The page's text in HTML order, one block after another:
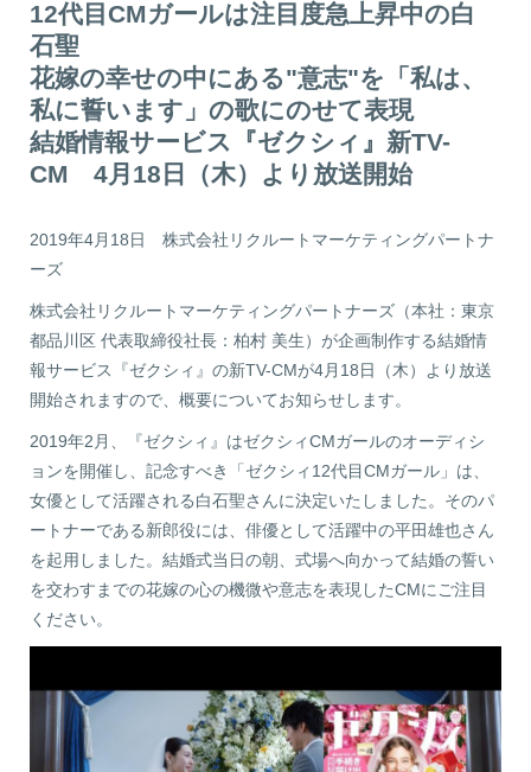
12代目CMガールは注目度急上昇中の白
石聖
花嫁の幸せの中にある"意志"を「私は、
私に誓います」の歌にのせて表現
結婚情報サービス『ゼクシィ』新TV-
CM 4月18日（木）より放送開始
2019年4月18日
株式会社リクルートマーケティングパートナ
ーズ
株式会社リクルートマーケティングパートナーズ（本社：東京
都品川区 代表取締役社長：柏村 美生）が企画制作する結婚情
報サービス『ゼクシィ』の新TV-CMが4月18日（木）より放送
開始されますので、概要についてお知らせします。
2019年2月、『ゼクシィ』はゼクシィCMガールのオーディシ
ョンを開催し、記念すべき「ゼクシィ12代目CMガール」は、
女優として活躍される白石聖さんに決定いたしました。そのパ
ートナーである新郎役には、俳優として活躍中の平田雄也さん
を起用しました。結婚式当日の朝、式場へ向かって結婚の誓い
を交わすまでの花嫁の心の機微や意志を表現したCMにご注目
ください。